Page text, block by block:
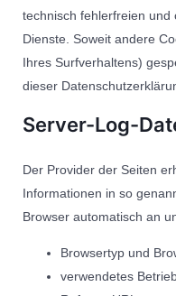
technisch fehlerfreien
Dienste. Soweit andere
Ihres Surfverhaltens)
dieser
Server-Log-
Der Provider der Seiten
Informationen in so
Browser automatisch an
Browsertyp und
verwendetes